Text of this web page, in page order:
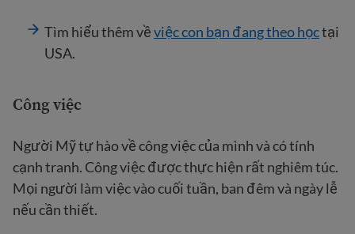
Tìm hiểu thêm vềviệc con bạn đang theo họctại
USA.
Công việc
Người Mỹ tự hào về công việc của mình và có tính
cạnh tranh. Công việc được thực hiện rất nghiêm túc.
Mọi người làm việc vào cuối tuần, ban đêm và ngày lễ
nếu cần thiết.